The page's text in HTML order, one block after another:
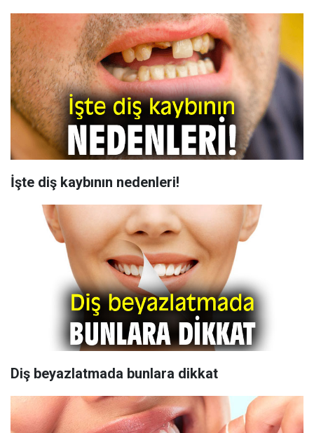
İşte diş kaybının nedenleri!
Diş beyazlatmada bunlara dikkat